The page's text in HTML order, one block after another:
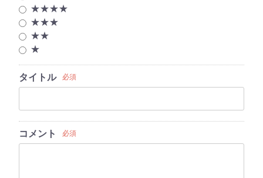
★★★★
★★★
★★
★
タイトル 必須
コメント 必須